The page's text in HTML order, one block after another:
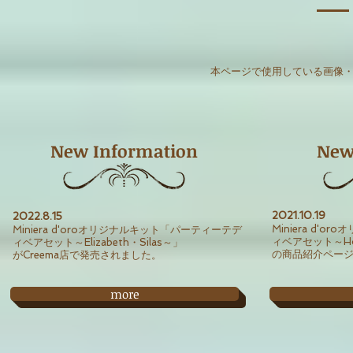
本ページで使用している画像
2022.8.15
Miniera d'oroオリジナルキット「パーティーテデ
ィベアセット～Elizabeth・Silas～」
がCreema店で発売されました。
more
2021 .10.19
Miniera d'oroオ
ィベアセット～
の商品紹介ペー
New Information